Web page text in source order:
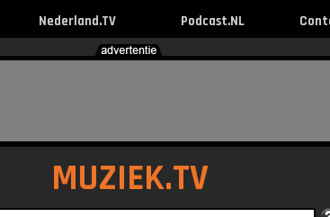
Nederland.TV Podcast.NL
MUZIEK.TV